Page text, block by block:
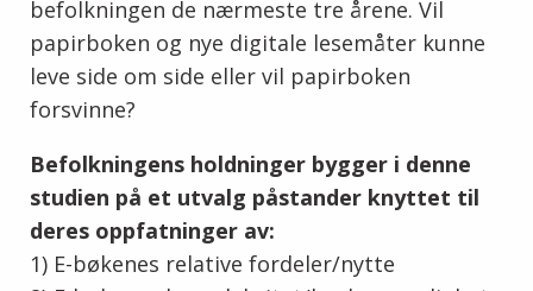
befolkningen de nærmeste tre årene. Vil
papirboken og nye digitale lesemåter kunne
leve side om side eller vil papirboken
forsvinne?
Befolkningens holdninger bygger i denne
studien på et utvalg påstander knyttet til
deres oppfatninger av:
1) E-bøkenes relative fordeler/nytte